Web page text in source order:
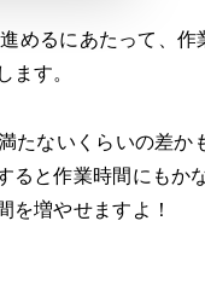
めるにあたって、
す。
たないくらいの差
ると作業時間にもか
を増やせますよ！